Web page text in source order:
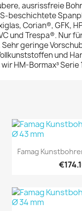
ausrissfreie
beschichtete
Corian®, GFK,
und Trespa®. Nur
geringe
und
HM-Bormax³ Serie

Famag